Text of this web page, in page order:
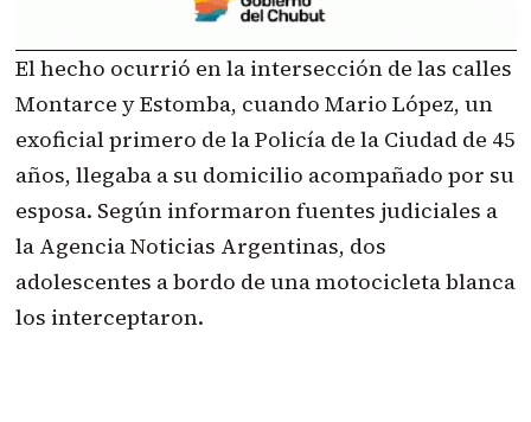
El hecho ocurrió en la intersección de las calles
Montarce y Estomba, cuando Mario López, un
exoficial primero de la Policía de la Ciudad de 45
años, llegaba a su domicilio acompañado por su
esposa. Según informaron fuentes judiciales a
la Agencia Noticias Argentinas, dos
adolescentes a bordo de una motocicleta blanca
los interceptaron.